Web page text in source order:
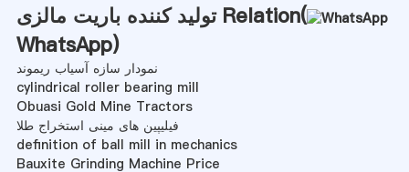
تولید کننده باریت مالزی Relation(
WhatsApp)
نمودار سازه آسیاب ریموند
cylindrical roller bearing mill
Obuasi Gold Mine Tractors
فیلیپین های مینی استخراج طلا
definition of ball mill in mechanics
Bauxite Grinding Machine Price